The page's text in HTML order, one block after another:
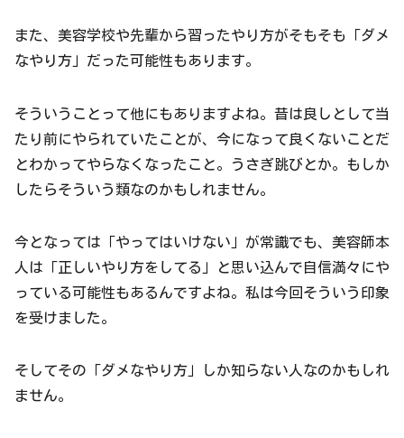
また、美容学校や先輩から習ったやり方がそもそも「ダメ
なやり方」だった可能性もあります。
そういうことって他にもありますよね。昔は良しとして当
たり前にやられていたことが、今になって良くないことだ
とわかってやらなくなったこと。うさぎ跳びとか。もしか
したらそういう類なのかもしれません。
今となっては「やってはいけない」が常識でも、美容師本
人は「正しいやり方をしてる」と思い込んで自信満々にや
っている可能性もあるんですよね。私は今回そういう印象
を受けました。
そしてその「ダメなやり方」しか知らない人なのかもしれ
ません。